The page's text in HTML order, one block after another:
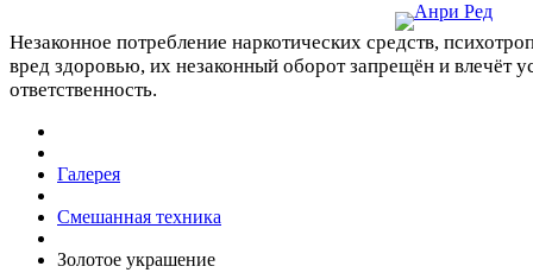
Незаконное потребление наркотических средств,
вред здоровью, их незаконный оборот запрещён и влечёт
ответственность.
Галерея
Смешанная техника
Золотое украшение